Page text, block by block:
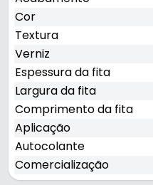
Cor
Textura
Verniz
Espessura da fita
Largura da fita
Comprimento da fita
Aplicação
Autocolante
Comercialização